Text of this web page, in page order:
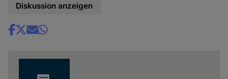
Diskussion anzeigen
Share